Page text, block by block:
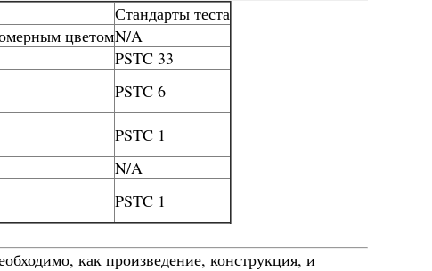
Стандарты теста
цветомN/A
PSTC 33
PSTC 6
PSTC 1
N/A
PSTC 1
как произведение, конструкция, и